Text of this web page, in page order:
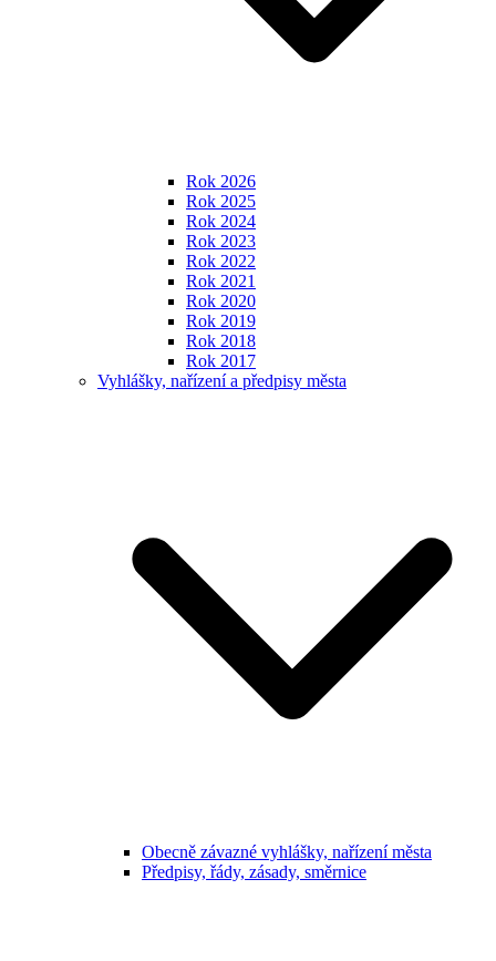
Rok 2026
Rok 2025
Rok 2024
Rok 2023
Rok 2022
Rok 2021
Rok 2020
Rok 2019
Rok 2018
Rok 2017
Vyhlášky, nařízení a předpisy města
Obecně závazné vyhlášky, nařízení města
Předpisy, řády, zásady, směrnice